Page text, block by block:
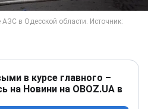
в курсе главного –
на Новини на OBOZ.UA в